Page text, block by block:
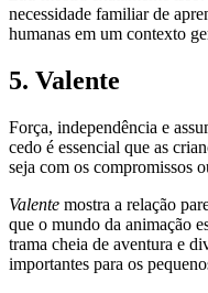
necessidade familiar de
humanas em um contexto
5. Valente
Força, independência e
cedo é essencial que as
seja com os compromissos
Valente mostra a relação
que o mundo da animação
trama cheia de aventura e
importantes para os